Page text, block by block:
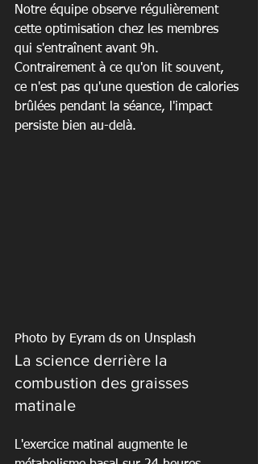
Notre équipe observe régulièrement
cette optimisation chez les membres
qui s'entraînent avant 9h.
Contrairement à ce qu'on lit souvent,
ce n'est pas qu'une question de calories
brûlées pendant la séance, l'impact
persiste bien au-delà.
Photo by Eyram ds on Unsplash
La science derrière la
combustion des graisses
matinale
L'exercice matinal augmente le